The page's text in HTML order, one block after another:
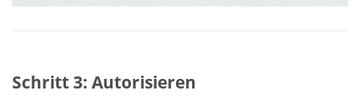
Schritt 3: Autorisieren